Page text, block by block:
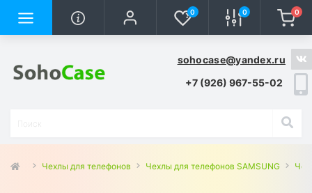
0 0 0
sohocase@yandex.ru
+7 (926) 967-55-02
Чехлы для телефонов Чехлы для телефонов SAMSUNG